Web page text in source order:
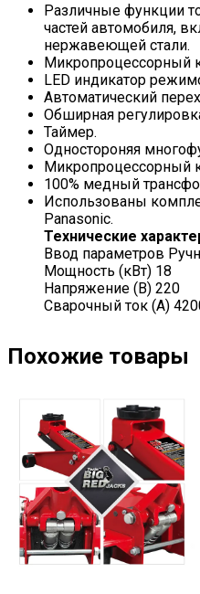
Различные функции
частей автомобиля,
нержавеющей стали.
Микропроцессорный
LED индикатор
Автоматический
Обширная
Таймер.
Одностороняя
Микропроцессорный
100% медный
Использованы
Panasonic.
Технические
Ввод параметров
Мощность (кВт) 18
Напряжение (В) 220
Сварочный ток (А)
Похожие товары